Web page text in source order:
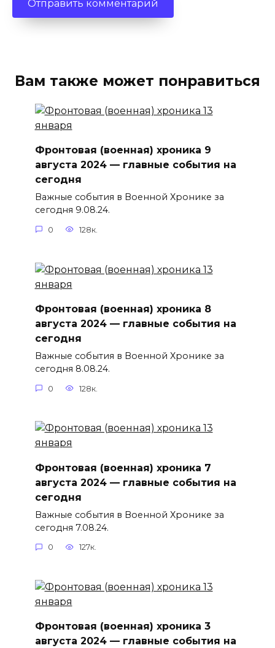
Вам также может понравиться
Фронтовая (военная) хроника 9
августа 2024 — главные события на
сегодня
Важные события в Военной Хронике за
сегодня 9.08.24.
0 128к.
Фронтовая (военная) хроника 8
августа 2024 — главные события на
сегодня
Важные события в Военной Хронике за
сегодня 8.08.24.
0 128к.
Фронтовая (военная) хроника 7
августа 2024 — главные события на
сегодня
Важные события в Военной Хронике за
сегодня 7.08.24.
0 127к.
Фронтовая (военная) хроника 3
августа 2024 — главные события на